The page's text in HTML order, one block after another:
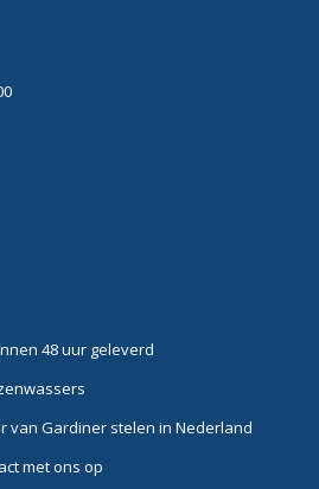
48 uur geleverd
van Gardiner stelen in Nederland
met ons op